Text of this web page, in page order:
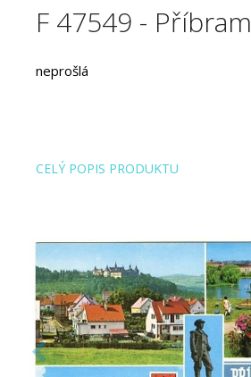
F 47549 - Příbram
neprošlá
CELÝ POPIS PRODUKTU